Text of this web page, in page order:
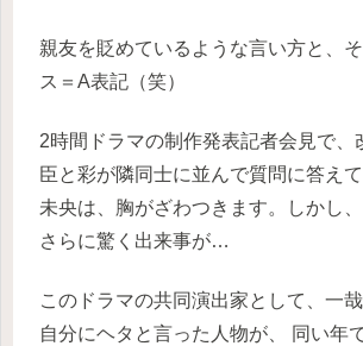
親友を貶めているような言い方と、
ス＝A表記（笑）
2時間ドラマの制作発表記者会見で、
臣と彩が隣同士に並んで質問に答え
未央は、胸がざわつきます。しかし
さらに驚く出来事が…
このドラマの共同演出家として、一哉
自分にヘタと言った人物が、
同い年